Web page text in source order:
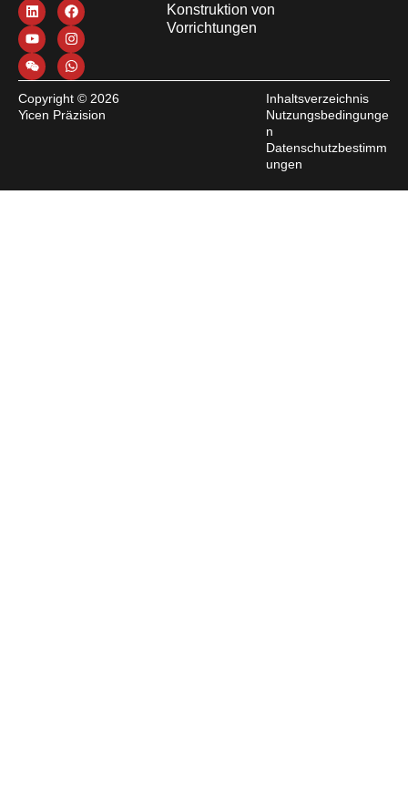
Konstruktion von
Vorrichtungen
Copyright © 2026
Yicen Präzision
Inhaltsverzeichnis
Nutzungsbedingunge
n
Datenschutzbestimm
ungen